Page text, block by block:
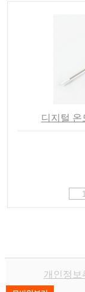
디지털 온
개인정보